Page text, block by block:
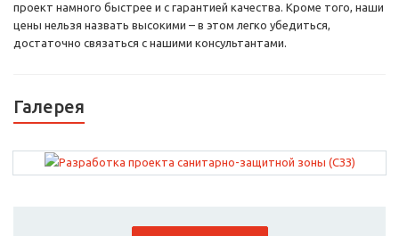
проект намного быстрее и с гарантией качества. Кроме того, наши
цены нельзя назвать высокими – в этом легко убедиться,
достаточно связаться с нашими консультантами.
Галерея